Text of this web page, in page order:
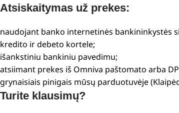
Atsiskaitymas už prekes:
naudojant banko internetinės bankininkystės
kredito ir debeto kortele;
išankstiniu bankiniu pavedimu;
atsiimant prekes iš Omniva paštomato arba
grynaisiais pinigais mūsų parduotuvėje
Turite klausimų?